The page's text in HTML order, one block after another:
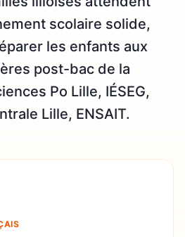
scolaire solide,
les enfants aux
post-bac de la
Po Lille, IÉSEG,
Lille, ENSAIT.